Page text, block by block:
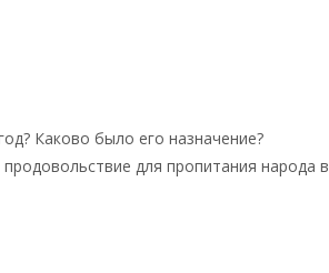
Каково было его назначение?
для пропитания народа в